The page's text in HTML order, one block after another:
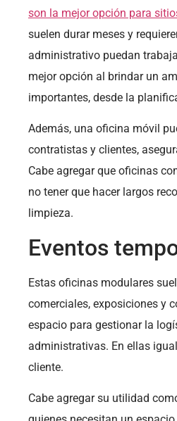
son la mejor opción para
suelen durar meses y
administrativo puedan
mejor opción al brindar un
importantes, desde la
Además, una oficina móvil
contratistas y clientes,
Cabe agregar que oficinas
no tener que hacer largos
limpieza.
Eventos
Estas oficinas modulares
comerciales, exposiciones y
espacio para gestionar la
administrativas. En ellas
cliente.
Cabe agregar su utilidad